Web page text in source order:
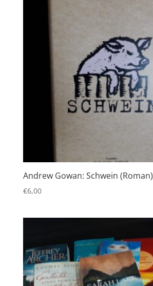
Andrew Gowan: Schwein (Roman)
€6,00